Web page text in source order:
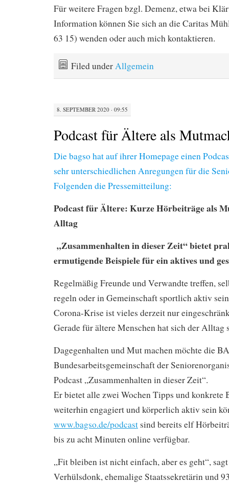
Für weitere Fragen bzgl. Demenz, etwa bei
Information können Sie sich an die Caritas
63 15) wenden oder auch mich kontaktieren.
Filed underAllgemein
8. SEPTEMBER 2020 · 09:55
Podcast für Ältere als
Die bagso hat auf ihrer Homepage einen
sehr unterschiedlichen Anregungen für die
Folgenden die Pressemitteilung:
Podcast für Ältere: Kurze Hörbeiträge als
Alltag
„Zusammenhalten in dieser Zeit“ bietet
ermutigende Beispiele für ein aktives und
Regelmäßig Freunde und Verwandte treffen,
regeln oder in Gemeinschaft sportlich aktiv
Corona-Krise ist vieles derzeit nur
Gerade für ältere Menschen hat sich der Alltag
Dagegenhalten und Mut machen möchte die
Bundesarbeitsgemeinschaft der
Podcast „Zusammenhalten in dieser Zeit“.
Er bietet alle zwei Wochen Tipps und konkrete
weiterhin engagiert und körperlich aktiv sein
www.bagso.de/podcast sind bereits elf
bis zu acht Minuten online verfügbar.
„Fit bleiben ist nicht einfach, aber es geht“,
Verhülsdonk, ehemalige Staatssekretärin und